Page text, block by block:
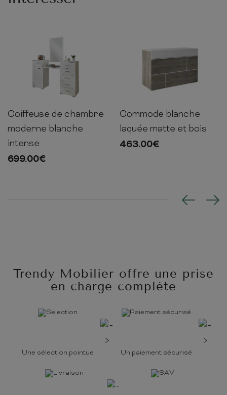
102cm 165cm 41cm
Coiffeuse de chambre
moderne blanche
intense
699.00€
85cm 120cm 50cm
Commode blanche
laquée matte et bois
463.00€
Trendy Mobilier offre une prise
en charge complète
Une sélection pointue Un paiement sécurisé